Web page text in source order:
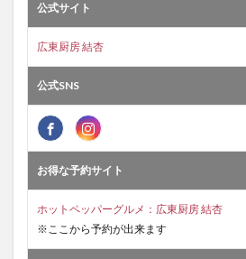
公式サイト
広東厨房 結杏
公式SNS
お得な予約サイト
ホットペッパーグルメ：広東厨房 結杏
※ここから予約が出来ます